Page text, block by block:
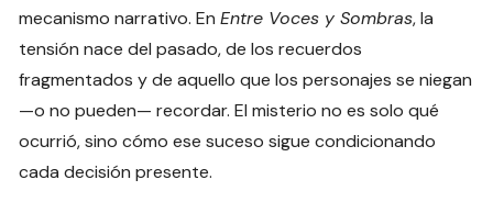
mecanismo narrativo. EnEntre Voces y Sombras, la
tensión nace del pasado, de los recuerdos
fragmentados y de aquello que los personajes se niegan
—o no pueden— recordar. El misterio no es solo qué
ocurrió, sino cómo ese suceso sigue condicionando
cada decisión presente.